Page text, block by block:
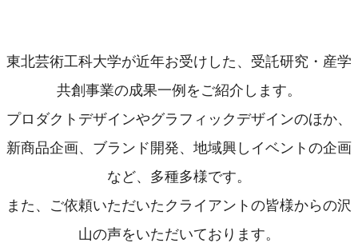
東北芸術工科大学が近年お受けした、受託研究・産学
共創事業の成果一例をご紹介します。
プロダクトデザインやグラフィックデザインのほか、
新商品企画、ブランド開発、地域興しイベントの企画
など、多種多様です。
また、ご依頼いただいたクライアントの皆様からの沢
山の声をいただいております。